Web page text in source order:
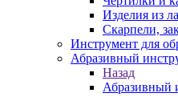
Изделия из
Скарпели,
Инструмент для
Абразивный
Назад
Абразивный